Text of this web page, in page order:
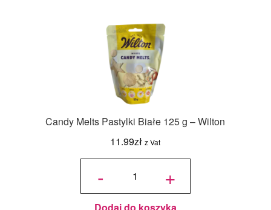
Candy Melts Pastylki Białe 125 g – Wilton
11.99zł z Vat
-
ilość
Pastylki
Białe
125 g -
Wilton +
Dodaj do koszyka